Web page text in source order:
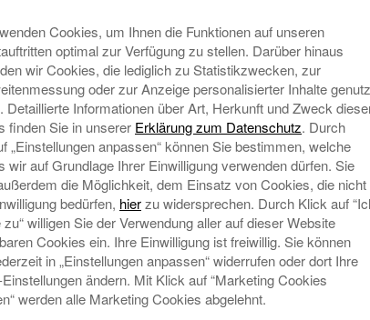
Vorsitzende
Cookies, um Ihnen die Funktionen auf unseren
optimal zur Verfügung zu stellen. Darüber hinaus
wir Cookies, die lediglich zu Statistikzwecken, zur
oder zur Anzeige personalisierter Inhalte
Detaillierte Informationen über Art, Herkunft und Zweck
finden Sie in unserer Erklärung zum Datenschutz. Durch
„Einstellungen anpassen“ können Sie bestimmen, welche
wir auf Grundlage Ihrer Einwilligung verwenden dürfen. Sie
die Möglichkeit, dem Einsatz von Cookies, die nicht
bedürfen, hierzu widersprechen. Durch Klick auf
willigen Sie der Verwendung aller auf dieser Website
Cookies ein. Ihre Einwilligung ist freiwillig. Sie können
in „Einstellungen anpassen“ widerrufen oder dort Ihre
ändern. Mit Klick auf “Marketing Cookies
werden alle Marketing Cookies abgelehnt.